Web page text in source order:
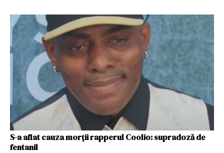
S-a aflat cauza morții rapperul Coolio: supradoză de
fentanil